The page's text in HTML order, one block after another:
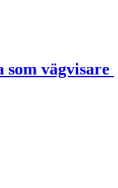
vägvisare